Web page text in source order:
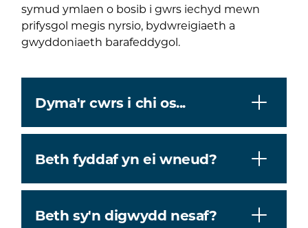
symud ymlaen o bosib i gwrs iechyd mewn
prifysgol megis nyrsio, bydwreigiaeth a
gwyddoniaeth barafeddygol.
Dyma'r cwrs i chi os...
Beth fyddaf yn ei wneud?
Beth sy'n digwydd nesaf?